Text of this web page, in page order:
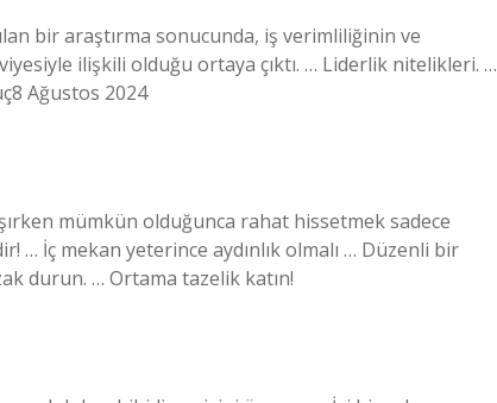
bir araştırma sonucunda, iş verimliliğinin ve
ilişkili olduğu ortaya çıktı. … Liderlik nitelikleri. …
Ağustos 2024
mümkün olduğunca rahat hissetmek sadece
… İç mekan yeterince aydınlık olmalı … Düzenli bir
durun. … Ortama tazelik katın!